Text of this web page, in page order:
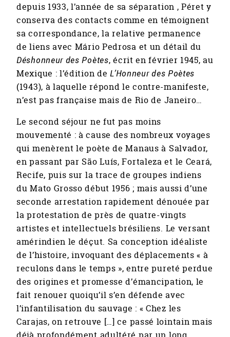
depuis 1933, l’année de sa séparation , Péret y
conserva des contacts comme en témoignent
sa correspondance, la relative permanence
de liens avec Mário Pedrosa et un détail du
Déshonneur des Poètes, écrit en février 1945, au
Mexique : l’édition deL’Honneur des Poètes
(1943), à laquelle répond le contre-manifeste,
n’est pas française mais de Rio de Janeiro…
Le second séjour ne fut pas moins
mouvementé : à cause des nombreux voyages
qui menèrent le poète de Manaus à Salvador,
en passant par São Luís, Fortaleza et le Ceará,
Recife, puis sur la trace de groupes indiens
du Mato Grosso début 1956 ; mais aussi d’une
seconde arrestation rapidement dénouée par
la protestation de près de quatre-vingts
artistes et intellectuels brésiliens. Le versant
amérindien le déçut. Sa conception idéaliste
de l’histoire, invoquant des déplacements « à
reculons dans le temps », entre pureté perdue
des origines et promesse d’émancipation, le
fait renouer quoiqu’il s’en défende avec
l’infantilisation du sauvage : « Chez les
Carajas, on retrouve […] ce passé lointain mais